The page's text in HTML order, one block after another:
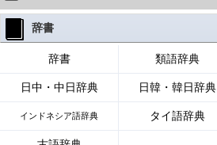
辞書
辞書 類語辞典
日中・中日辞典 日韓・韓日辞典
インドネシア語辞典 タイ語辞典